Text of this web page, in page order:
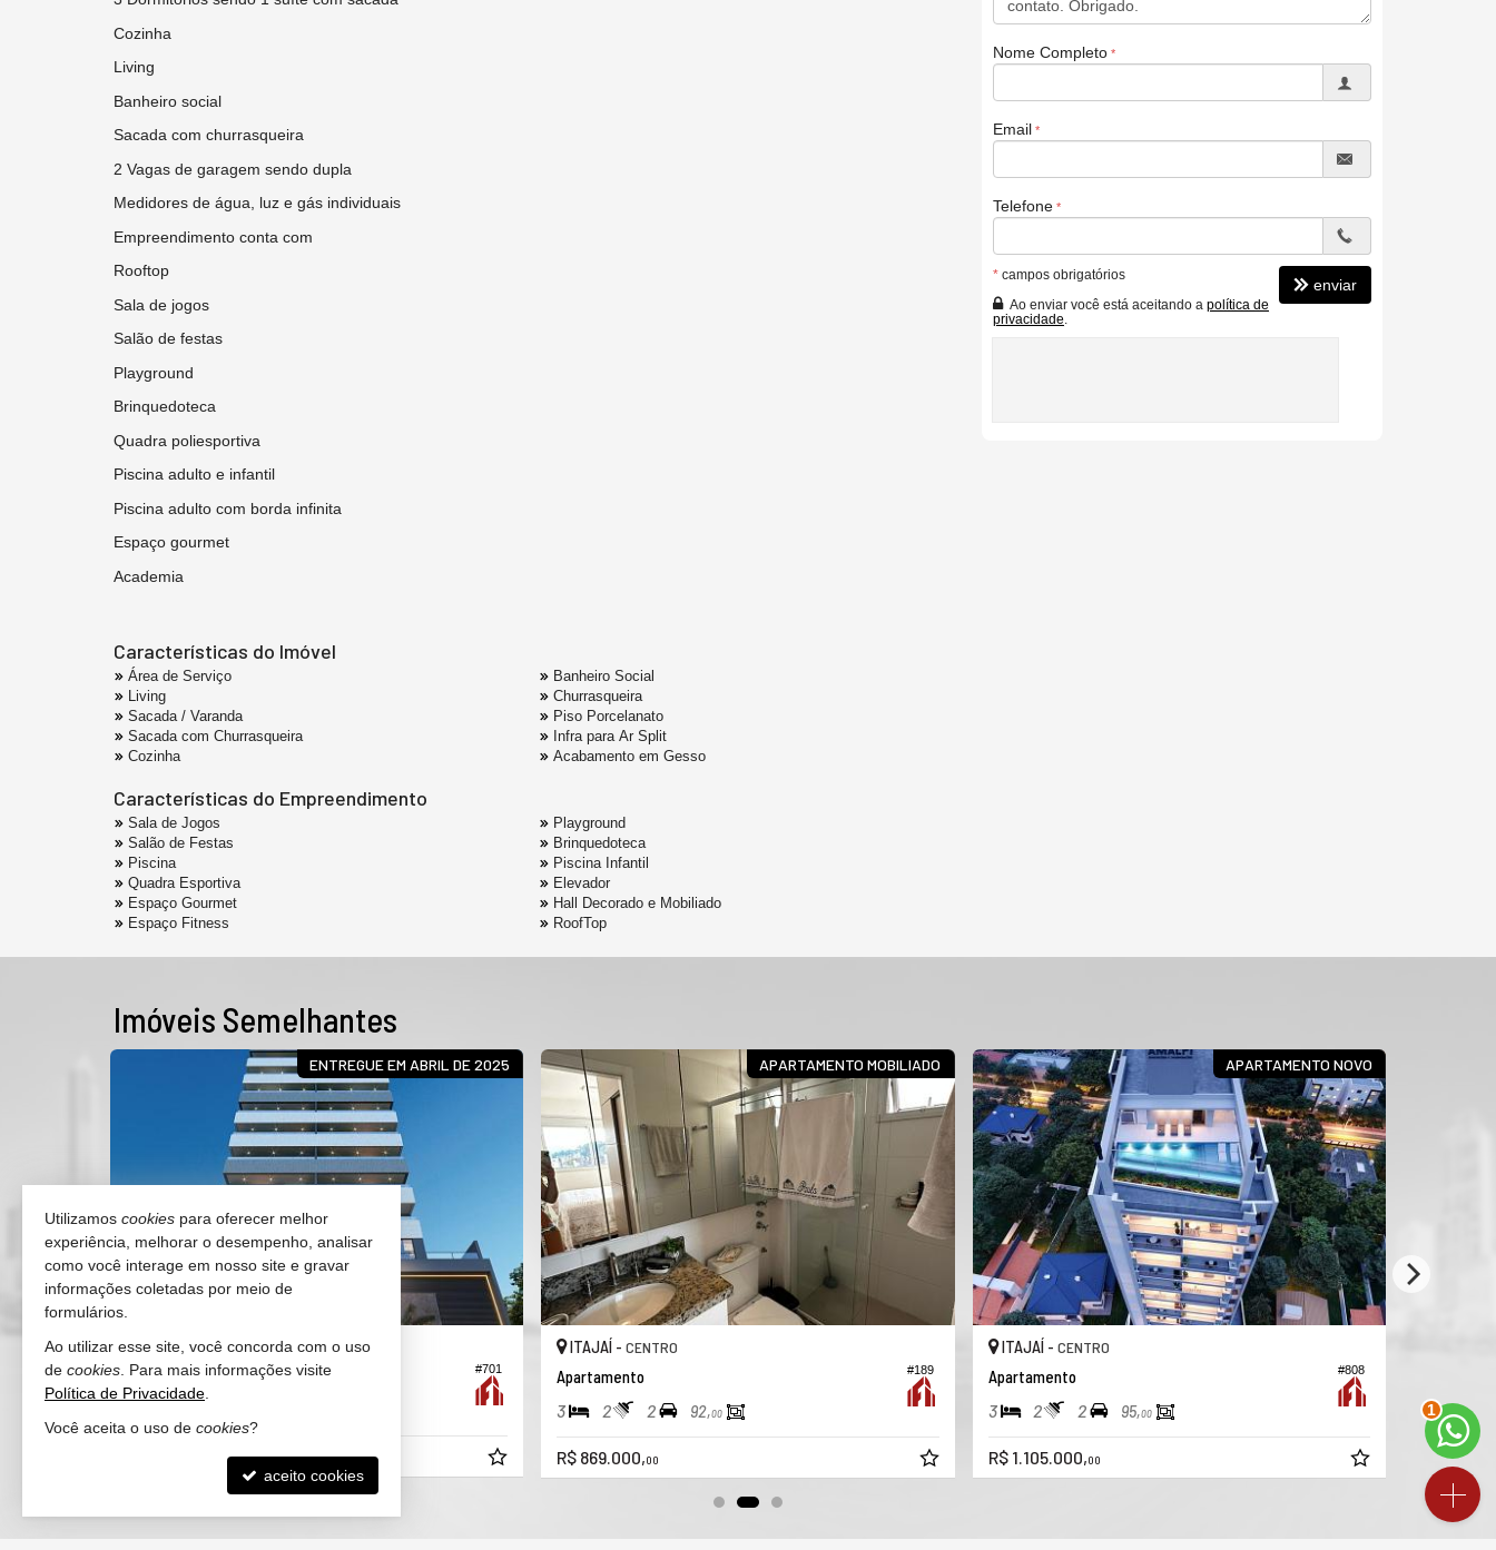
Cozinha
Living
Banheiro social
Sacada com churrasqueira
2 Vagas de garagem sendo dupla
Medidores de água, luz e gás individuais
Empreendimento conta com
Rooftop
Sala de jogos
Salão de festas
Playground
Brinquedoteca
Quadra poliesportiva
Piscina adulto e infantil
Piscina adulto com borda infinita
Espaço gourmet
Academia
Características do Imóvel
Área de Serviço
Living
Sacada / Varanda
Sacada com Churrasqueira
Cozinha
Banheiro Social
Churrasqueira
Piso Porcelanato
Infra para Ar Split
Acabamento em Gesso
Características do Empreendimento
Sala de Jogos
Salão de Festas
Piscina
Quadra Esportiva
Espaço Gourmet
Espaço Fitness
Playground
Brinquedoteca
Piscina Infantil
Elevador
Hall Decorado e Mobiliado
RoofTop
Nome Completo
Email
Telefone
* campos obrigatórios
Ao enviar você está aceitando a política de
privacidade
enviar
Imóveis Semelhantes
#765
ENTREGUE EM ABRIL DE 2025
#701
ITAJAÍ -CENTRO
Apartamento
00
APARTAMENTO MOBILIADO
#189
ITAJAÍ -CENTRO
Apartamento
3 2 2 92,00
R$ 869.000,00
APARTAMENTO NOVO
#808
ITAJAÍ - CENTRO
Apartamento
3 2 2 95,00
R$ 1.105.000,00
3 4
R$
Utilizamos cookies para oferecer melhor
experiência, melhorar o desempenho, analisar
como você interage em nosso site e gravar
informações coletadas por meio de
formulários.
Ao utilizar esse site, você concorda com o uso
de cookies . Para mais informações visite
Política de Privacidade
Você aceita o uso de cookies?
aceito cookies